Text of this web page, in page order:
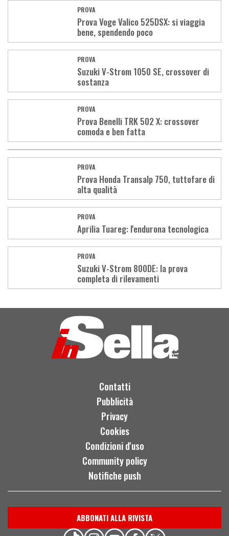
PROVA
Prova Voge Valico 525DSX: si viaggia
bene, spendendo poco
PROVA
Suzuki V-Strom 1050 SE, crossover di
sostanza
PROVA
Prova Benelli TRK 502 X: crossover
comoda e ben fatta
PROVA
Prova Honda Transalp 750, tuttofare di
alta qualità
PROVA
Aprilia Tuareg: l'endurona tecnologica
PROVA
Suzuki V-Strom 800DE: la prova
completa di rilevamenti
More
Contatti
Pubblicità
Privacy
Cookies
Condizioni d'uso
Community policy
Notifiche push
ABBONATI ALLA RIVISTA